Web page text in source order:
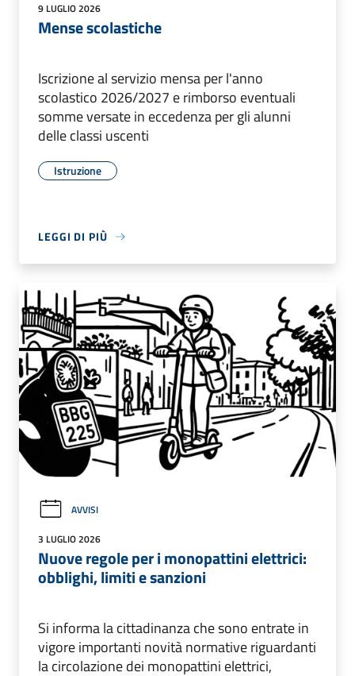
9 LUGLIO 2026
Mense scolastiche
Iscrizione al servizio mensa per l'anno
scolastico 2026/2027 e rimborso eventuali
somme versate in eccedenza per gli alunni
delle classi uscenti
Istruzione
LEGGI DI PIÙ
AVVISI
3 LUGLIO 2026
Nuove regole per i monopattini elettrici:
obblighi, limiti e sanzioni
Si informa la cittadinanza che sono entrate in
vigore importanti novità normative riguardanti
la circolazione dei monopattini elettrici,